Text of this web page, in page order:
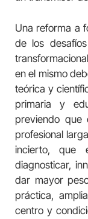
Una reforma a
de los
en el mismo
teórica y
primaria y
previendo
profesional
incierto, que
diagnosticar,
dar mayor
práctica,
centro y